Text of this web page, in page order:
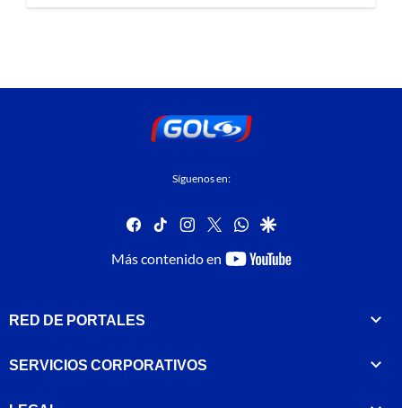
Síguenos en:
facebook
tiktok instagram
twitterwhatsapp
google
Más contenido en
youtube-
RED DE PORTALES
SERVICIOS CORPORATIVOS